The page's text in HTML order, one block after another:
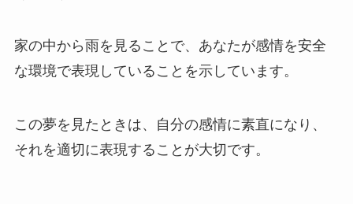
家の中から雨を見ることで、あなたが感情を安全
な環境で表現していることを示しています。
この夢を見たときは、自分の感情に素直になり、
それを適切に表現することが大切です。